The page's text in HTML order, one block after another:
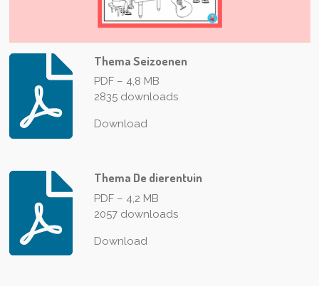
Thema Seizoenen
PDF – 4,8 MB
2835 downloads
Download
Thema De dierentuin
PDF – 4,2 MB
2057 downloads
Download